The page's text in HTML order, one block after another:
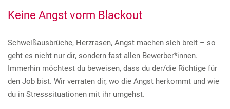
Keine Angst vorm Blackout
Schweißausbrüche, Herzrasen, Angst machen sich breit – so
geht es nicht nur dir, sondern fast allen Bewerber*innen.
Immerhin möchtest du beweisen, dass du der/die Richtige für
den Job bist. Wir verraten dir, wo die Angst herkommt und wie
du in Stresssituationen mit ihr umgehst.